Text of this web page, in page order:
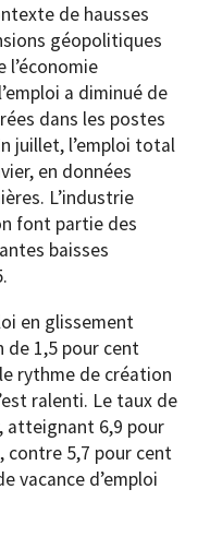
de hausses
géopolitiques
a diminué de
dans les postes
juillet, l’emploi total
en données
L’industrie
font partie des
baisses
en glissement
de 1,5 pour cent
rythme de création
ralenti. Le taux de
atteignant 6,9 pour
contre 5,7 pour cent
vacance d’emploi